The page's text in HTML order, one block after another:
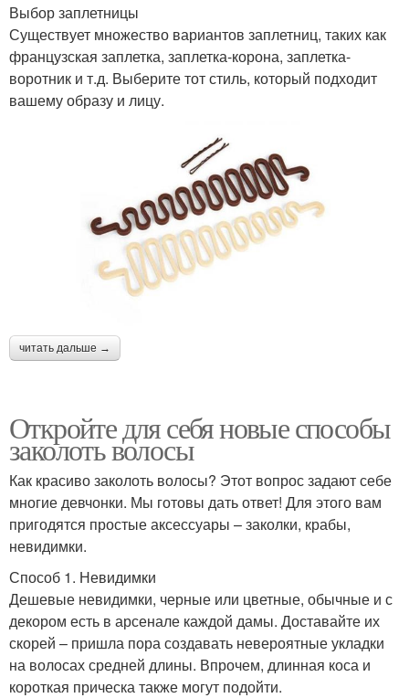
Выбор заплетницы
Существует множество вариантов заплетниц, таких как
французская заплетка, заплетка-корона, заплетка-
воротник и т.д. Выберите тот стиль, который подходит
вашему образу и лицу.
читать дальше →
Откройте для себя новые способы
заколоть волосы
Как красиво заколоть волосы? Этот вопрос задают себе
многие девчонки. Мы готовы дать ответ! Для этого вам
пригодятся простые аксессуары – заколки, крабы,
невидимки.
Способ 1. Невидимки
Дешевые невидимки, черные или цветные, обычные и с
декором есть в арсенале каждой дамы. Доставайте их
скорей – пришла пора создавать невероятные укладки
на волосах средней длины. Впрочем, длинная коса и
короткая прическа также могут подойти.